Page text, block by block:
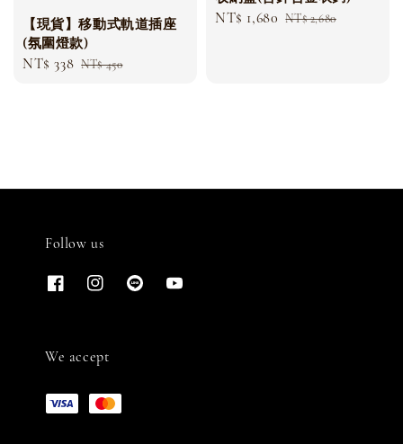
【現貨】移動式軌道插座
(氛圍燈款)
Sale
NT$ 338 Regular
NT$ 450
Sale
NT$ 1,680 Regular
NT$ 2,680
Follow us
We accept